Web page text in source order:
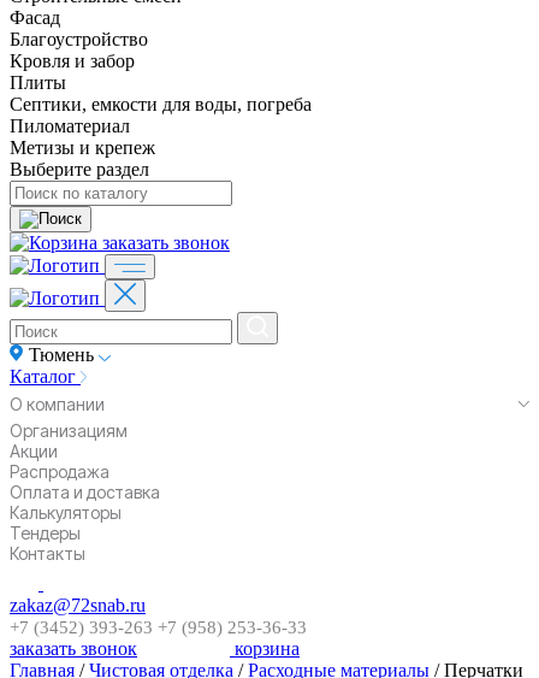
Фасад
Благоустройство
Кровля и забор
Плиты
Септики, емкости для воды, погреба
Пиломатериал
Метизы и крепеж
Выберите раздел
заказать звонок
Тюмень
Каталог
О компании
Организациям
Акции
Распродажа
Оплата и доставка
Калькуляторы
Тендеры
Контакты
zakaz@72snab.ru
+7 (3452) 393-263 +7 (958) 253-36-33
заказать звонок
корзина
Главная / Чистовая отделка / Расходные материалы / Перчатки